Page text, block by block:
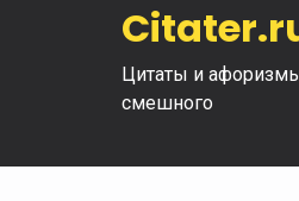
Цитаты и
смешного